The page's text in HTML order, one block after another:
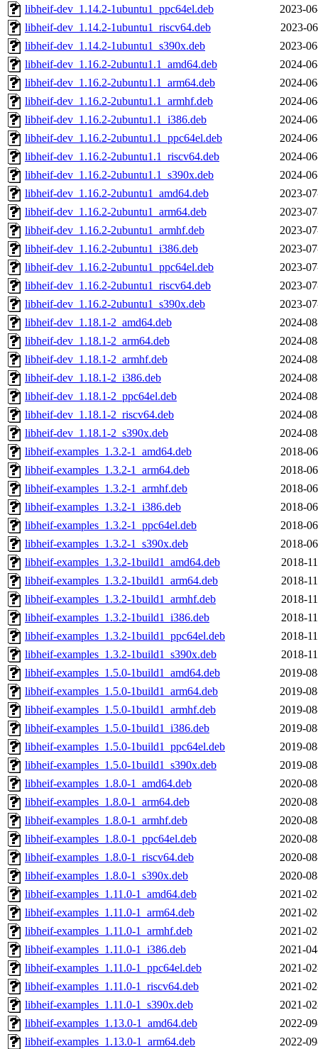
libheif-dev_1.14.2-1ubuntu1_ppc64el.deb
2023-
libheif-dev_1.14.2-1ubuntu1_riscv64.deb
2023-
libheif-dev_1.14.2-1ubuntu1_s390x.deb
2023-
libheif-dev_1.16.2-2ubuntu1.1_amd64.deb
2024-
libheif-dev_1.16.2-2ubuntu1.1_arm64.deb
2024-
libheif-dev_1.16.2-2ubuntu1.1_armhf.deb
2024-
libheif-dev_1.16.2-2ubuntu1.1_i386.deb
2024-
libheif-dev_1.16.2-2ubuntu1.1_ppc64el.deb
2024-
libheif-dev_1.16.2-2ubuntu1.1_riscv64.deb
2024-
libheif-dev_1.16.2-2ubuntu1.1_s390x.deb
2024-
libheif-dev_1.16.2-2ubuntu1_amd64.deb
2023-
libheif-dev_1.16.2-2ubuntu1_arm64.deb
2023-
libheif-dev_1.16.2-2ubuntu1_armhf.deb
2023-
libheif-dev_1.16.2-2ubuntu1_i386.deb
2023-
libheif-dev_1.16.2-2ubuntu1_ppc64el.deb
2023-
libheif-dev_1.16.2-2ubuntu1_riscv64.deb
2023-
libheif-dev_1.16.2-2ubuntu1_s390x.deb
2023-
libheif-dev_1.18.1-2_amd64.deb
2024-
libheif-dev_1.18.1-2_arm64.deb
2024-
libheif-dev_1.18.1-2_armhf.deb
2024-
libheif-dev_1.18.1-2_i386.deb
2024-
libheif-dev_1.18.1-2_ppc64el.deb
2024-
libheif-dev_1.18.1-2_riscv64.deb
2024-
libheif-dev_1.18.1-2_s390x.deb
2024-
libheif-examples_1.3.2-1_amd64.deb
2018-
libheif-examples_1.3.2-1_arm64.deb
2018-
libheif-examples_1.3.2-1_armhf.deb
2018-
libheif-examples_1.3.2-1_i386.deb
2018-
libheif-examples_1.3.2-1_ppc64el.deb
2018-
libheif-examples_1.3.2-1_s390x.deb
2018-
libheif-examples_1.3.2-1build1_amd64.deb
2018-
libheif-examples_1.3.2-1build1_arm64.deb
2018-
libheif-examples_1.3.2-1build1_armhf.deb
2018-
libheif-examples_1.3.2-1build1_i386.deb
2018-
libheif-examples_1.3.2-1build1_ppc64el.deb
2018-
libheif-examples_1.3.2-1build1_s390x.deb
2018-
libheif-examples_1.5.0-1build1_amd64.deb
2019-
libheif-examples_1.5.0-1build1_arm64.deb
2019-
libheif-examples_1.5.0-1build1_armhf.deb
2019-
libheif-examples_1.5.0-1build1_i386.deb
2019-
libheif-examples_1.5.0-1build1_ppc64el.deb
2019-
libheif-examples_1.5.0-1build1_s390x.deb
2019-
libheif-examples_1.8.0-1_amd64.deb
2020-
libheif-examples_1.8.0-1_arm64.deb
2020-
libheif-examples_1.8.0-1_armhf.deb
2020-
libheif-examples_1.8.0-1_ppc64el.deb
2020-
libheif-examples_1.8.0-1_riscv64.deb
2020-
libheif-examples_1.8.0-1_s390x.deb
2020-
libheif-examples_1.11.0-1_amd64.deb
2021-
libheif-examples_1.11.0-1_arm64.deb
2021-
libheif-examples_1.11.0-1_armhf.deb
2021-
libheif-examples_1.11.0-1_i386.deb
2021-
libheif-examples_1.11.0-1_ppc64el.deb
2021-
libheif-examples_1.11.0-1_riscv64.deb
2021-
libheif-examples_1.11.0-1_s390x.deb
2021-
libheif-examples_1.13.0-1_amd64.deb
2022-
libheif-examples_1.13.0-1_arm64.deb
2022-